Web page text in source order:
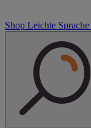
Shop Leichte Sprache